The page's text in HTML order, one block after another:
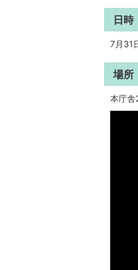
日時
7月31
場所
本庁舎